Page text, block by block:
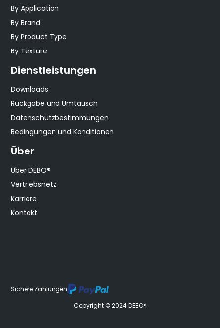
By Application
By Brand
By Product Type
By Texture
Dienstleistungen
Downloads
Rückgabe und Umtausch
Datenschutzbestimmungen
Bedingungen und Konditionen
Über
Über DEBO®
Vertriebsnetz
Karriere
Kontakt
Sichere Zahlungen
Copyright © 2024 DEBO®